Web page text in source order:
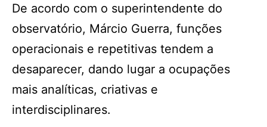
De acordo com o superintendente do
observatório, Márcio Guerra, funções
operacionais e repetitivas tendem a
desaparecer, dando lugar a ocupações
mais analíticas, criativas e
interdisciplinares.